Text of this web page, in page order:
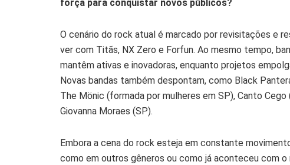
força para conquistar novos públicos?
O cenário do rock atual é marcado por revisitações e
ver com Titãs, NX Zero e Forfun. Ao mesmo tempo,
mantêm ativas e inovadoras, enquanto projetos
Novas bandas também despontam, como Black
The Mönic (formada por mulheres em SP), Canto
Giovanna Moraes (SP).
Embora a cena do rock esteja em constante
como em outros gêneros ou como já aconteceu com